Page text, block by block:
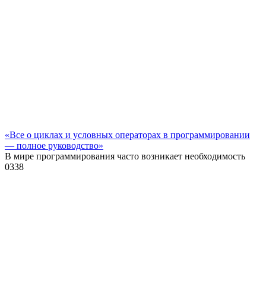
«Все о циклах и условных операторах в программировании
— полное руководство»
В мире программирования часто возникает необходимость
0338